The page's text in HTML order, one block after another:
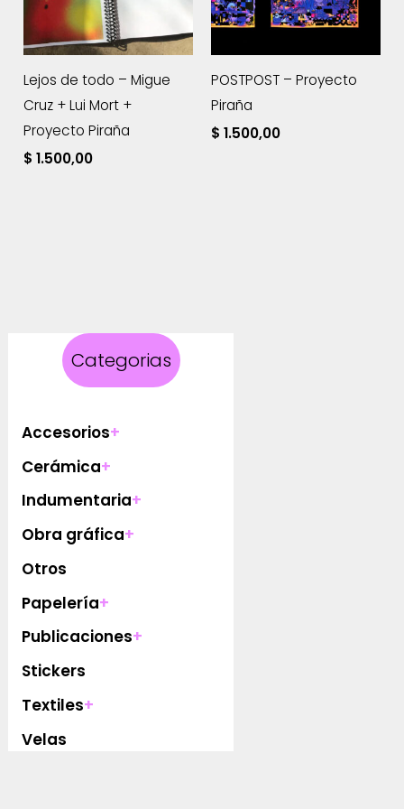
Categorias
Accesorios+
Cerámica+
Indumentaria+
Obra gráfica+
Otros
Papelería+
Publicaciones+
Stickers
Textiles+
Velas
Lejos de todo – Migue
Cruz + Lui Mort +
Proyecto Piraña
$ 1.500,00
POSTPOST – Proyecto
Piraña
$ 1.500,00